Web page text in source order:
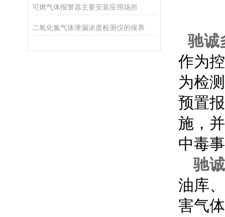
可燃气体报警器主要安装应用场所
二氧化氯气体泄漏浓度检测仪的保养
驰诚
作为
为检
预置
施，
中毒
驰
油库
害气